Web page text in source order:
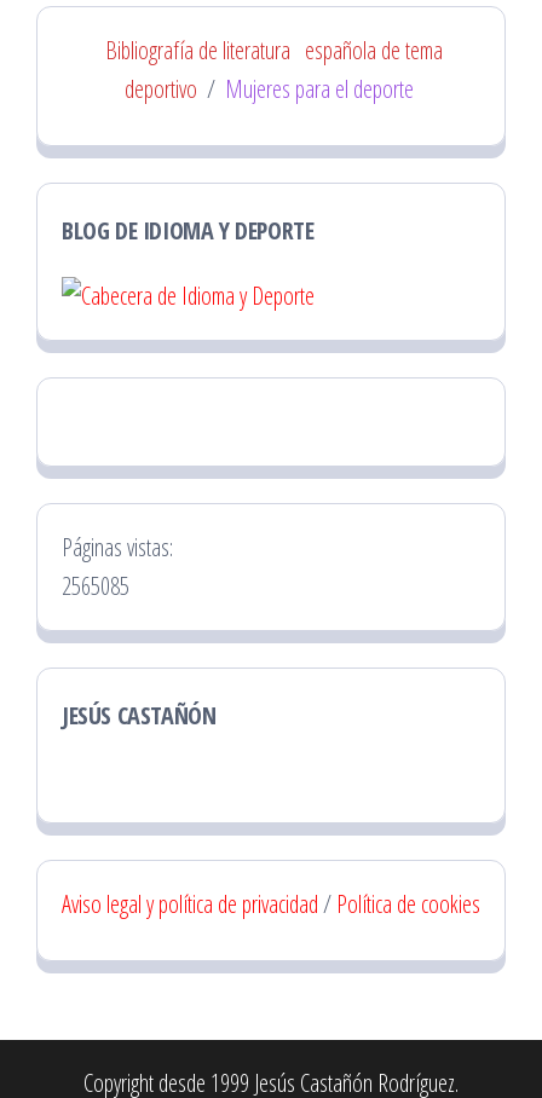
Bibliografía de literatura española de tema
deportivo / Mujeres para el deporte
BLOG DE IDIOMA Y DEPORTE
Páginas vistas:
2565085
JESÚS CASTAÑÓN
Aviso legal y política de privacidad/ Política de cookies
Copyright desde 1999 Jesús Castañón Rodríguez.